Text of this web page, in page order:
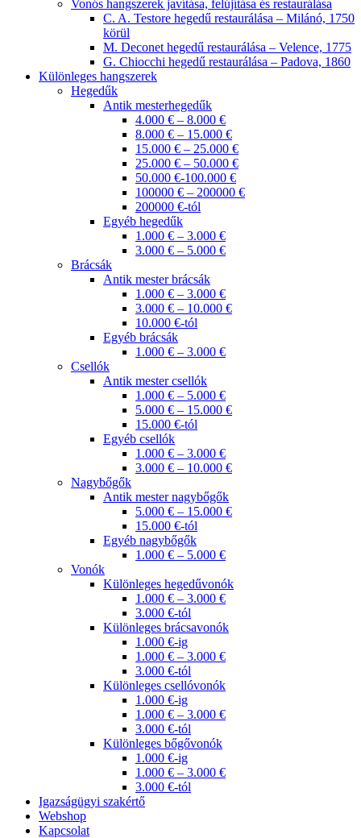
Vonós hangszerek javítása, felújítása és restaurálása
C. A. Testore hegedű restaurálása – Milánó, 1750
körül
M. Deconet hegedű restaurálása – Velence, 1775
G. Chiocchi hegedű restaurálása – Padova, 1860
Különleges hangszerek
Hegedűk
Antik mesterhegedűk
4.000 € – 8.000 €
8.000 € – 15.000 €
15.000 € – 25.000 €
25.000 € – 50.000 €
50.000 €-100.000 €
100000 € – 200000 €
200000 €-tól
Egyéb hegedűk
1.000 € – 3.000 €
3.000 € – 5.000 €
Brácsák
Antik mester brácsák
1.000 € – 3.000 €
3.000 € – 10.000 €
10.000 €-tól
Egyéb brácsák
1.000 € – 3.000 €
Csellók
Antik mester csellók
1.000 € – 5.000 €
5.000 € – 15.000 €
15.000 €-tól
Egyéb csellók
1.000 € – 3.000 €
3.000 € – 10.000 €
Nagybőgők
Antik mester nagybőgők
5.000 € – 15.000 €
15.000 €-tól
Egyéb nagybőgők
1.000 € – 5.000 €
Vonók
Különleges hegedűvonók
1.000 € – 3.000 €
3.000 €-tól
Különleges brácsavonók
1.000 €-ig
1.000 € – 3.000 €
3.000 €-tól
Különleges csellóvonók
1.000 €-ig
1.000 € – 3.000 €
3.000 €-tól
Különleges bőgővonók
1.000 €-ig
1.000 € – 3.000 €
3.000 €-tól
Igazságügyi szakértő
Webshop
Kapcsolat